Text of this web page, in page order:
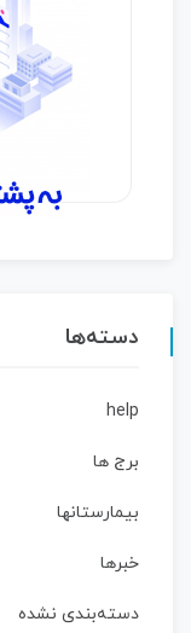
دسته‌ها
help
برج ها
بیمارستانها
خبرها
دسته‌بندی نشده